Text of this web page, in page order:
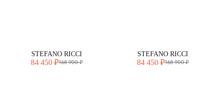
STEFANO RICCI
84 450 ₽168 900 ₽
STEFANO RICCI
84 450 ₽168 900 ₽